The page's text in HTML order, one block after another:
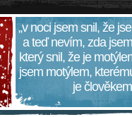
„v noci jsem snil, že
a teď nevím, zda
který snil, že je
jsem motýlem,
je